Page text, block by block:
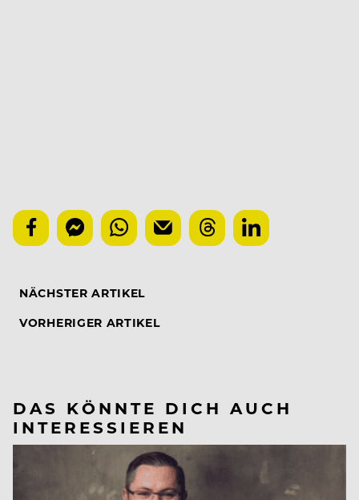
NÄCHSTER ARTIKEL
VORHERIGER ARTIKEL
DAS KÖNNTE DICH AUCH
INTERESSIEREN